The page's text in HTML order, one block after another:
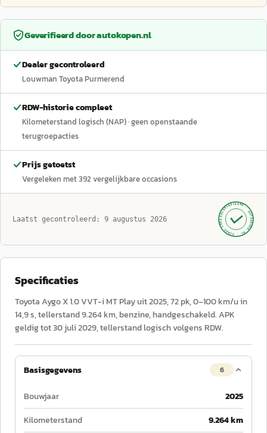
Geverifieerd doorautokopen.nl
Dealer gecontroleerd
Louwman Toyota Purmerend
RDW-historie compleet
Kilometerstand logisch (NAP)· geen openstaande
terugroepacties
Prijs getoetst
Vergeleken met392 vergelijkbare occasions
Laatst gecontroleerd: 9 augustus 2026 GECONTROLEERD ·
AUTOKOPEN.NL
· SINDS 1999 ·
Specificaties
Toyota Aygo X 1.0 VVT-i MT Play uit 2025, 72 pk, 0–100 km/u in
14,9 s, tellerstand 9.264 km, benzine, handgeschakeld. APK
geldig tot 30 juli 2029, tellerstand logisch volgens RDW.
Basisgegevens 6
Bouwjaar
2025
Kilometerstand
9.264 km